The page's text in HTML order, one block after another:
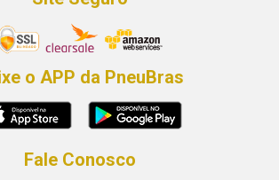
o APP da PneuBras
Fale Conosco